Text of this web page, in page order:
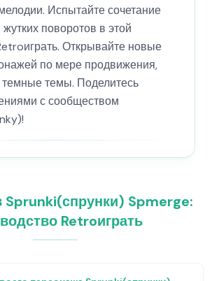
Испытайте сочетание
поворотов в этой
Открывайте новые
по мере продвижения,
темные темы. Поделитесь
с сообществом
Sprunki(спрунки) Spmerge:
Retroиграть